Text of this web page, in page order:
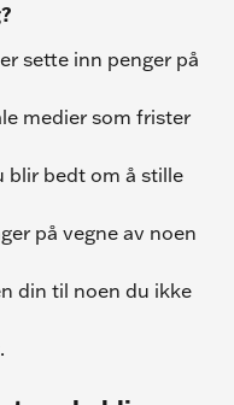
sette inn penger på
medier som frister
blir bedt om å stille
din til noen du ikke